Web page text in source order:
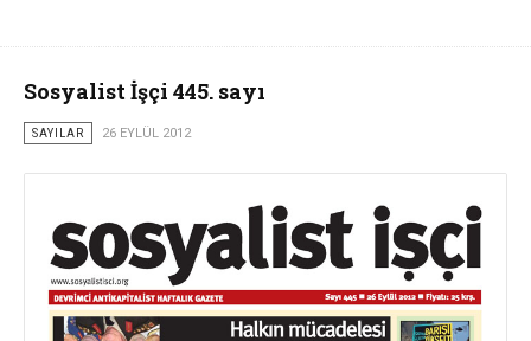
Sosyalist İşçi 445. sayı
SAYILAR 26 EYLÜL 2012